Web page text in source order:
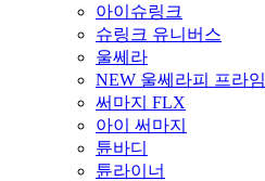
아이슈링크
슈링크 유니버스
울쎄라
NEW 울쎄라피 프라임
써마지 FLX
아이 써마지
튠바디
튠라이너